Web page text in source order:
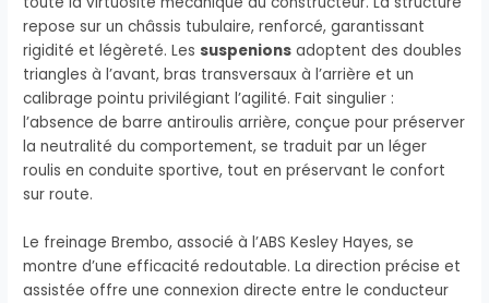
repose sur un châssis tubulaire, renforcé, garantissant
rigidité et légèreté. Lessuspenions adoptent des doubles
triangles à l’avant, bras transversaux à l’arrière et un
calibrage pointu privilégiant l’agilité. Fait singulier :
l’absence de barre antiroulis arrière, conçue pour préserver
la neutralité du comportement, se traduit par un léger
roulis en conduite sportive, tout en préservant le confort
sur route.
Le freinage Brembo, associé à l’ABS Kesley Hayes, se
montre d’une efficacité redoutable. La direction précise et
assistée offre une connexion directe entre le conducteur